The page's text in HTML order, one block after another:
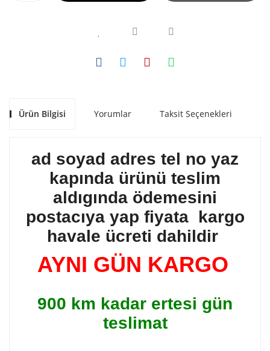
Ürün Bilgisi Yorumlar Taksit Seçenekleri
ad soyad adres tel no yaz
kapında ürünü teslim
aldıgında ödemesini
postacıya yap fiyata kargo
havale ücreti dahildir
AYNI GÜN KARGO
900 km kadar ertesi gün
teslimat